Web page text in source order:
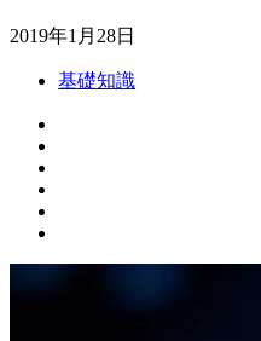
2019年1月28日
基礎知識